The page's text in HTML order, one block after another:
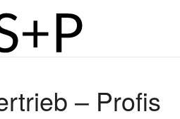
– Profis